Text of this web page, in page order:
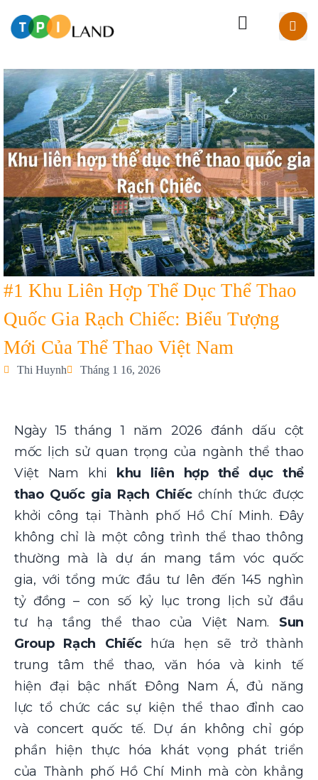
#1 Khu Liên Hợp Thể Dục Thể Thao
Quốc Gia Rạch Chiếc: Biểu Tượng
Mới Của Thể Thao Việt Nam
Thi Huynh Tháng 1 16, 2026
Ngày 15 tháng 1 năm 2026 đánh dấu cột
mốc lịch sử quan trọng của ngành thể thao
Việt Nam khi
khu liên hợp thể dục thể
thao Quốc gia Rạch Chiếcchính thức được
khởi công tại Thành phố Hồ Chí Minh. Đây
không chỉ là một công trình thể thao thông
thường mà là dự án mang tầm vóc quốc
gia, với tổng mức đầu tư lên đến 145 nghìn
tỷ đồng – con số kỷ lục trong lịch sử đầu
tư hạ tầng thể thao của Việt Nam. Sun
Group Rạch Chiếchứa hẹn sẽ trở thành
trung tâm thể thao, văn hóa và kinh tế
hiện đại bậc nhất Đông Nam Á, đủ năng
lực tổ chức các sự kiện thể thao đỉnh cao
và concert quốc tế. Dự án không chỉ góp
phần hiện thực hóa khát vọng phát triển
của Thành phố Hồ Chí Minh mà còn khẳng